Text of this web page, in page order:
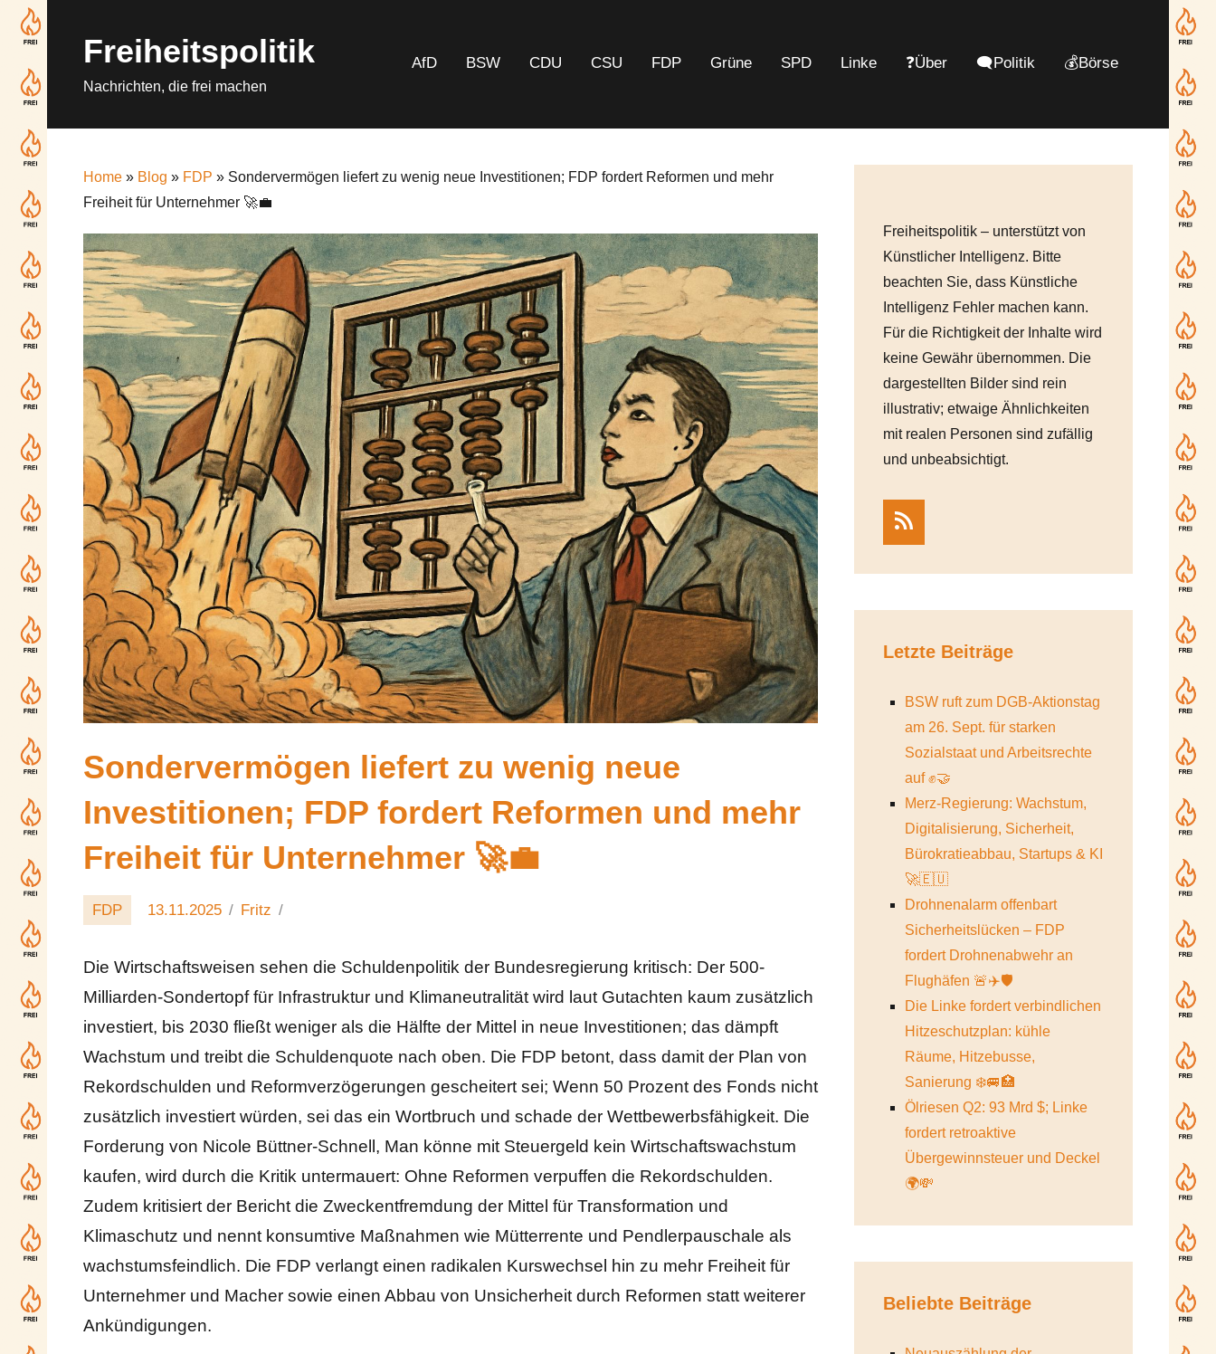
contentFreiheitspolitik
Nachrichten, die frei machen
AfD BSW CDU CSU FDP Grüne SPD Linke ❓Über 🗨️Politik 💰Börse
Home » Blog » FDP » Sondervermögen liefert zu wenig neue Investitionen; FDP fordert Reformen und mehr
Freiheit für Unternehmer 🚀💼
Sondervermögen liefert zu wenig neue
Investitionen; FDP fordert Reformen und mehr
Freiheit für Unternehmer 🚀💼
FDP 13.11.2025 Fritz
Die Wirtschaftsweisen sehen die Schuldenpolitik der Bundesregierung kritisch: Der 500-
Milliarden-Sondertopf für Infrastruktur und Klimaneutralität wird laut Gutachten kaum zusätzlich
investiert, bis 2030 fließt weniger als die Hälfte der Mittel in neue Investitionen; das dämpft
Wachstum und treibt die Schuldenquote nach oben. Die FDP betont, dass damit der Plan von
Rekordschulden und Reformverzögerungen gescheitert sei; Wenn 50 Prozent des Fonds nicht
zusätzlich investiert würden, sei das ein Wortbruch und schade der Wettbewerbsfähigkeit. Die
Forderung von Nicole Büttner-Schnell, Man könne mit Steuergeld kein Wirtschaftswachstum
kaufen, wird durch die Kritik untermauert: Ohne Reformen verpuffen die Rekordschulden.
Zudem kritisiert der Bericht die Zweckentfremdung der Mittel für Transformation und
Klimaschutz und nennt konsumtive Maßnahmen wie Mütterrente und Pendlerpauschale als
wachstumsfeindlich. Die FDP verlangt einen radikalen Kurswechsel hin zu mehr Freiheit für
Unternehmer und Macher sowie einen Abbau von Unsicherheit durch Reformen statt weiterer
Ankündigungen.
Freiheitspolitik – unterstützt von
Künstlicher Intelligenz. Bitte
beachten Sie, dass Künstliche
Intelligenz Fehler machen kann.
Für die Richtigkeit der Inhalte wird
keine Gewähr übernommen. Die
dargestellten Bilder sind rein
illustrativ; etwaige Ähnlichkeiten
mit realen Personen sind zufällig
und unbeabsichtigt.
Letzte Beiträge
BSW ruft zum DGB-Aktionstag
am 26. Sept. für starken
Sozialstaat und Arbeitsrechte
auf ✊🤝
Merz-Regierung: Wachstum,
Digitalisierung, Sicherheit,
Bürokratieabbau, Startups & KI
🚀🇪🇺
Drohnenalarm offenbart
Sicherheitslücken – FDP
fordert Drohnenabwehr an
Flughäfen 🚨✈️🛡️
Die Linke fordert verbindlichen
Hitzeschutzplan: kühle
Räume, Hitzebusse,
Sanierung ❄️🚐🏥
Ölriesen Q2: 93 Mrd $; Linke
fordert retroaktive
Übergewinnsteuer und Deckel
🌍💸
Beliebte Beiträge